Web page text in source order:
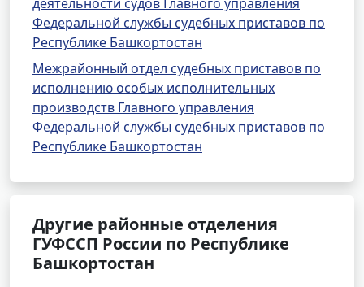
Федеральной службы судебных приставов по
Республике Башкортостан
Межрайонный отдел судебных приставов по
исполнению особых исполнительных
производств Главного управления
Федеральной службы судебных приставов по
Республике Башкортостан
Другие районные отделения
ГУФССП России по Республике
Башкортостан